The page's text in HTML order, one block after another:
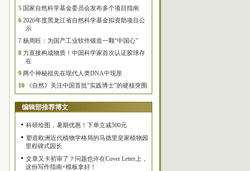
5 国家自然科学基金委员会发布多个项目指南
6 2026年度黑龙江省自然科学基金拟资助项目公
示
7 杨周旺：为国产工业软件锻造一颗“中国心”
8 力直接构成物质！中国科学家首次认证胶球存
在
9 两个神秘祖先在现代人类DNA中现形
10
《自然》关注中国首批“实践博士”的硬核突围
编辑部推荐博文
科研绘图，暑期优惠！下单立减500元
塑造欧洲近代植物学格局的马德里皇家植物园
里程碑式园长
文章又卡初审了？问题也许在Cover Letter上，
这份写作指南+模板拿好！